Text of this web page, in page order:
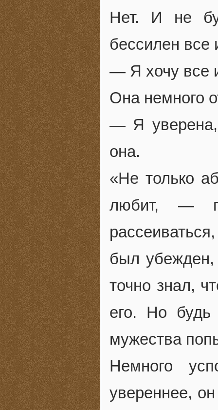
Нет. И не
бессилен все
— Я хочу все
Она немного
— Я уверена,
она.
«Не только
любит, —
был убежден,
точно знал,
его. Но будь
мужества
Немного
увереннее,